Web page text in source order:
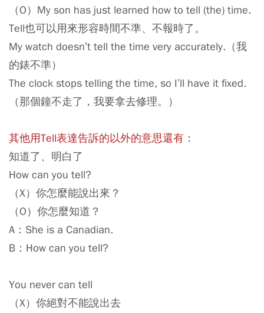
（O）My son has just learned how to tell (the) time.
Tell也可以用來形容時間不準、不報時了。
My watch doesn’t tell the time very accurately.（我
的錶不準）
The clock stops telling the time, so I’ll have it fixed.
（那個鐘不走了，我要拿去修理。）
其他用Tell表達告訴的以外的意思還有：
知道了、明白了
How can you tell?
（X）你怎麼能說出來？
（O）你怎麼知道？
A：She is a Canadian.
B：How can you tell?
You never can tell
（X）你絕對不能說出去